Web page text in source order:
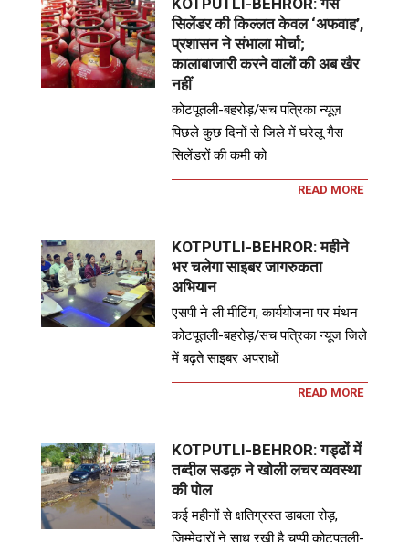
सिलेंडर की किल्लत केवल ‘अफवाह’,
प्रशासन ने संभाला मोर्चा;
कालाबाजारी करने वालों की अब खैर
नहीं
कोटपूतली-बहरोड़/सच पत्रिका न्यूज़
पिछले कुछ दिनों से जिले में घरेलू गैस
सिलेंडरों की कमी को
READ MORE
KOTPUTLI-BEHROR: महीने
भर चलेगा साइबर जागरुकता
अभियान
एसपी ने ली मीटिंग, कार्ययोजना पर मंथन
कोटपूतली-बहरोड़/सच पत्रिका न्यूज जिले
में बढ़ते साइबर अपराधों
READ MORE
KOTPUTLI-BEHROR: गड्ढों में
तब्दील सडक़ ने खोली लचर व्यवस्था
की पोल
कई महीनों से क्षतिग्रस्त डाबला रोड़,
जिम्मेदारों ने साध रखी है चुप्पी कोटपूतली-